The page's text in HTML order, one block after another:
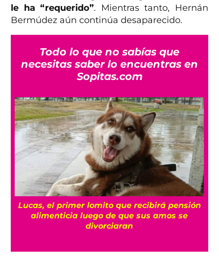
le ha “requerido”. Mientras tanto, Hernán
Bermúdez aún continúa desaparecido.
Todo lo que no sabías que
necesitas saber lo encuentras en
Sopitas.com
Lucas, el primer lomito que recibirá pensión
alimenticia luego de que sus amos se
divorciaran